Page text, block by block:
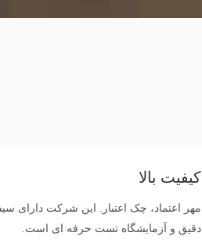
کیفیت بالا
مهر اعتماد، چک اعتبار. این شرکت دارای
دقیق و آزمایشگاه تست حرفه ای است.